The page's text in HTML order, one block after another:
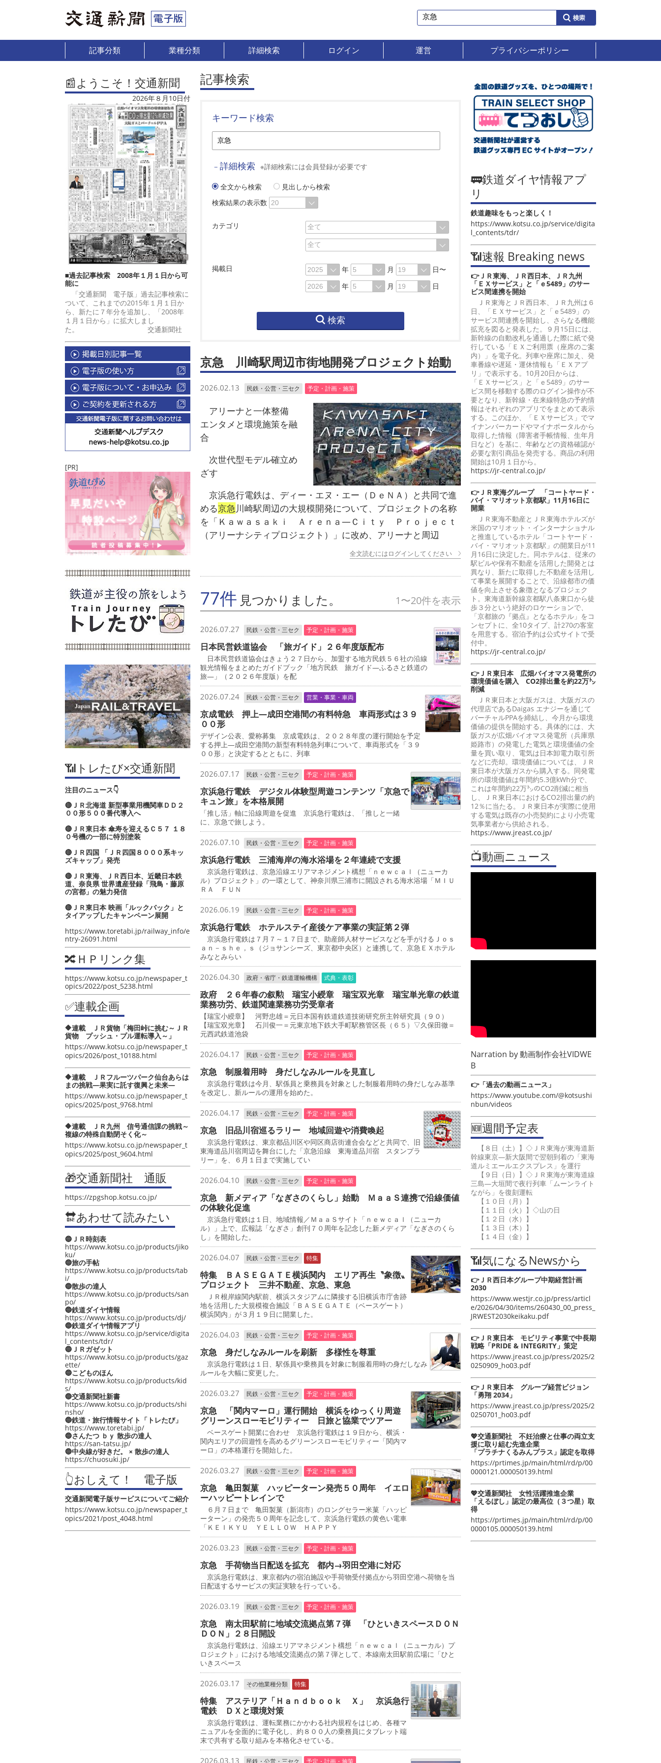
記事分類 業種分類 詳細検索 ログイン 運営 プライバシーポリシー
📰ようこそ！交通新聞
2026年８月10日付
■過去記事検索 2008年１月１日から可
能に
「交通新聞 電子版」過去記事検索に
ついて、これまでの2015年１月１日か
ら、新たに７年分を追加し、「2008年
１月１日から」に拡大しまし
た。 交通新聞社
[PR]
📶トレたび×交通新聞
注目のニュース👇
🔴ＪＲ北海道 新型事業用機関車ＤＤ２
００形５００番代導入へ
🔴ＪＲ東日本 傘寿を迎えるＣ５７ １８
０号機の一部に特別塗装
🔴ＪＲ四国 「ＪＲ四国８０００系キッ
ズキャップ」発売
🔴ＪＲ東海、ＪＲ西日本、近畿日本鉄
道、奈良県 世界遺産登録「飛鳥・藤原
の宮都」の魅力発信
🔴ＪＲ東日本 映画「ルックバック」と
タイアップしたキャンペーン展開
https://www.toretabi.jp/railway_info/e
ntry-26091.html
🔀ＨＰリンク集
https://www.kotsu.co.jp/newspaper_t
opics/2022/post_5238.html
✅連載企画
🔶連載 ＪＲ貨物「梅田峠に挑む～ＪＲ
貨物 プッシュ・プル運転導入～」
https://www.kotsu.co.jp/newspaper_t
opics/2026/post_10188.html
🔶連載 ＪＲフルーツパーク仙台あらは
まの挑戦―果実に託す復興と未来―
https://www.kotsu.co.jp/newspaper_t
opics/2025/post_9768.html
🔶連載 ＪＲ九州 信号通信課の挑戦～
複線の特殊自動閉そく化～
https://www.kotsu.co.jp/newspaper_t
opics/2025/post_9604.html
🎁交通新聞社 通販
https://zpgshop.kotsu.co.jp/
🔛あわせて読みたい
🔵ＪＲ時刻表
https://www.kotsu.co.jp/products/jiko
ku/
🔵旅の手帖
https://www.kotsu.co.jp/products/tab
i/
🔵散歩の達人
https://www.kotsu.co.jp/products/san
po/
🔵鉄道ダイヤ情報
https://www.kotsu.co.jp/products/dj/
🔵鉄道ダイヤ情報アプリ
https://www.kotsu.co.jp/service/digita
l_contents/tdr/
🔵ＪＲガゼット
https://www.kotsu.co.jp/products/gaz
ette/
🔵こどものほん
https://www.kotsu.co.jp/products/kid
s/
🔵交通新聞社新書
https://www.kotsu.co.jp/products/shi
nsho/
🔵鉄道・旅行情報サイト「トレたび」
https://www.toretabi.jp/
🔵さんたつ ｂｙ 散歩の達人
https://san-tatsu.jp/
🔵中央線が好きだ。 × 散歩の達人
https://chuosuki.jp/
👆おしえて！ 電子版
交通新聞電子版サービスについてご紹介
https://www.kotsu.co.jp/newspaper_t
opics/2021/post_4048.html
記事検索
キーワード検索
－ 詳細検索 ※詳細検索には会員登録が必要です
全文から検索
見出しから検索
検索結果の表示数
カテゴリ
掲載日 年 月
日〜
年
月 日
検索
京急 川崎駅周辺市街地開発プロジェクト始動
2026.02.13 民鉄・公営・三セク 予定・計画・施策
アリーナと一体整備
エンタメと環境施策を融
合
次世代型モデル確立め
ざす
京浜急行電鉄は、ディー・エヌ・エー（ＤｅＮＡ）と共同で進
める京急川崎駅周辺の大規模開発について、プロジェクトの名称
を「Ｋａｗａｓａｋｉ Ａｒｅｎａ―Ｃｉｔｙ Ｐｒｏｊｅｃｔ
（アリーナシティプロジェクト）」に改め、アリーナと周辺
全文読むにはログインしてください
77件 見つかりました。 1〜20件を表示
2026.07.27 民鉄・公営・三セク 予定・計画・施策
日本民営鉄道協会 「旅ガイド」２６年度版配布
日本民営鉄道協会はきょう２７日から、加盟する地方民鉄５６社の沿線
観光情報をまとめたガイドブック「地方民鉄 旅ガイド―ふるさと鉄道の
旅―」（２０２６年度版）を配
2026.07.24 民鉄・公営・三セク 営業・事業・車両
京成電鉄 押上―成田空港間の有料特急 車両形式は３９
００形
デザイン公表、愛称募集 京成電鉄は、２０２８年度の運行開始を予定
する押上―成田空港間の新型有料特急列車について、車両形式を「３９
００形」と決定するとともに、列車
2026.07.17 民鉄・公営・三セク 予定・計画・施策
京浜急行電鉄 デジタル体験型周遊コンテンツ「京急で
キュン旅」を本格展開
「推し活」軸に沿線周遊を促進 京浜急行電鉄は、「推しと一緒
に、京急で旅しよう。
2026.07.10 民鉄・公営・三セク 予定・計画・施策
京浜急行電鉄 三浦海岸の海水浴場を２年連続で支援
京浜急行電鉄は、京急沿線エリアマネジメント構想「ｎｅｗｃａｌ（ニューカ
ル）プロジェクト」の一環として、神奈川県三浦市に開設される海水浴場「ＭＩＵ
ＲＡ ＦＵＮ
2026.06.19 民鉄・公営・三セク 予定・計画・施策
京浜急行電鉄 ホテルステイ産後ケア事業の実証第２弾
京浜急行電鉄は７月７～１７日まで、助産師人材サービスなどを手がけるＪｏｓ
ａｎ－ｓｈｅ，ｓ（ジョサンシーズ、東京都中央区）と連携して、京急ＥＸホテル
みなとみらい
2026.04.30 政府・省庁・鉄道運輸機構 式典・表彰
政府 ２６年春の叙勲 瑞宝小綬章 瑞宝双光章 瑞宝単光章の鉄道
業務功労、鉄道関連業務功労受章者
【瑞宝小綬章】 河野忠雄＝元日本国有鉄道鉄道技術研究所主幹研究員（９０）
【瑞宝双光章】 石川俊一＝元東京地下鉄大手町駅務管区長（６５）▽久保田徹＝
元西武鉄道池袋
2026.04.17 民鉄・公営・三セク 予定・計画・施策
京急 制服着用時 身だしなみルールを見直し
京浜急行電鉄は今月、駅係員と乗務員を対象とした制服着用時の身だしなみ基準
を改定し、新ルールの運用を始めた。
2026.04.17 民鉄・公営・三セク 予定・計画・施策
京急 旧品川宿巡るラリー 地域回遊や消費喚起
京浜急行電鉄は、東京都品川区や同区商店街連合会などと共同で、旧
東海道品川宿周辺を舞台にした「京急沿線 東海道品川宿 スタンプラ
リー」を、６月１日まで実施してい
2026.04.10 民鉄・公営・三セク 予定・計画・施策
京急 新メディア「なぎさのくらし」始動 ＭａａＳ連携で沿線価値
の体験化促進
京浜急行電鉄は１日、地域情報／ＭａａＳサイト「ｎｅｗｃａｌ（ニューカ
ル）」上で、広報誌「なぎさ」創刊７０周年を記念した新メディア「なぎさのくら
し」を開始した。
2026.04.07 民鉄・公営・三セク 特集
特集 ＢＡＳＥＧＡＴＥ横浜関内 エリア再生〝象徴〟
プロジェクト 三井不動産、京急、東急
ＪＲ根岸線関内駅前、横浜スタジアムに隣接する旧横浜市庁舎跡
地を活用した大規模複合施設「ＢＡＳＥＧＡＴＥ（ベースゲート）
横浜関内」が３月１９日に開業した。
2026.04.03 民鉄・公営・三セク 予定・計画・施策
京急 身だしなみルールを刷新 多様性を尊重
京浜急行電鉄は１日、駅係員や乗務員を対象に制服着用時の身だしなみ
ルールを大幅に変更した。
2026.03.27 民鉄・公営・三セク 予定・計画・施策
京急 「関内マーロ」運行開始 横浜をゆっくり周遊
グリーンスローモビリティー 日旅と協業でツアー
ベースゲート開業に合わせ 京浜急行電鉄は１９日から、横浜・
関内エリアの回遊性を高めるグリーンスローモビリティー「関内マ
ーロ」の本格運行を開始した。
2026.03.27 民鉄・公営・三セク 予定・計画・施策
京急 亀田製菓 ハッピーターン発売５０周年 イエロ
ーハッピートレインで
６月７日まで 亀田製菓（新潟市）のロングセラー米菓「ハッピ
ーターン」の発売５０周年を記念して、京浜急行電鉄の黄色い電車
「ＫＥＩＫＹＵ ＹＥＬＬＯＷ ＨＡＰＰＹ
2026.03.23 民鉄・公営・三セク 予定・計画・施策
京急 手荷物当日配送を拡充 都内→羽田空港に対応
京浜急行電鉄は、東京都内の宿泊施設や手荷物受付拠点から羽田空港へ荷物を当
日配送するサービスの実証実験を行っている。
2026.03.19 民鉄・公営・三セク 予定・計画・施策
京急 南太田駅前に地域交流拠点第７弾 「ひといきスペースＤＯＮ
ＤＯＮ」２８日開設
京浜急行電鉄は、沿線エリアマネジメント構想「ｎｅｗｃａｌ（ニューカル）プ
ロジェクト」における地域交流拠点の第７弾として、本線南太田駅前広場に「ひと
いきスペース
2026.03.17 その他業種分類 特集
特集 アステリア「Ｈａｎｄｂｏｏｋ Ｘ」 京浜急行
電鉄 ＤＸと環境対策
京浜急行電鉄は、運転業務にかかわる社内規程をはじめ、各種マ
ニュアルを全面的に電子化し、約８００人の乗務員にタブレット端
末で共有する取り組みを本格化させている。
2026.03.13
🚃鉄道ダイヤ情報アプ
リ
鉄道趣味をもっと楽しく！
https://www.kotsu.co.jp/service/digita
l_contents/tdr/
📶速報 Breaking news
👉ＪＲ東海、ＪＲ西日本、ＪＲ九州
「ＥＸサービス」と「ｅ5489」のサー
ビス間連携を開始
ＪＲ東海とＪＲ西日本、ＪＲ九州は６
日、「ＥＸサービス」と「ｅ5489」の
サービス間連携を開始し、さらなる機能
拡充を図ると発表した。９月15日には、
新幹線の自動改札を通過した際に紙で発
行している「ＥＸご利用票（座席のご案
内）」を電子化。列車や座席に加え、発
車番線や遅延・運休情報も「ＥＸアプ
リ」で表示する。10月20日からは、
「ＥＸサービス」と「ｅ5489」のサー
ビス間を移動する際のログイン操作が不
要となり、新幹線・在来線特急の予約情
報はそれぞれのアプリでをまとめて表示
する。このほか、「ＥＸサービス」でマ
イナンバーカードやマイナポータルから
取得した情報（障害者手帳情報、生年月
日など）を基に、年齢などの資格確認が
必要な割引商品を発売する。商品の利用
開始は10月１日から。
https://jr-central.co.jp/
👉ＪＲ東海グループ 「コートヤード・
バイ・マリオット京都駅」11月16日に
開業
ＪＲ東海不動産とＪＲ東海ホテルズが
米国のマリオット・インターナショナル
と推進しているホテル「コートヤード・
バイ・マリオット京都駅」の開業日が11
月16日に決定した。同ホテルは、従来の
駅ビルや保有不動産を活用した開発とは
異なり、新たに取得した不動産を活用し
て事業を展開することで、沿線都市の価
値を向上させる象徴となるプロジェク
ト。東海道新幹線京都駅八条東口から徒
歩３分という絶好のロケーションで、
「京都旅の『拠点』となるホテル」をコ
ンセプトに、全10タイプ、計270の客室
を用意する。宿泊予約は公式サイトで受
付中。
https://jr-central.co.jp/
👉ＪＲ東日本 広畑バイオマス発電所の
環境価値を購入 CO2排出量を約22万㌧
削減
ＪＲ東日本と大阪ガスは、大阪ガスの
代理店であるDaigas エナジーを通じて
バーチャルPPAを締結し、今月から環境
価値の提供を開始する。具体的には、大
阪ガスが広畑バイオマス発電所（兵庫県
姫路市）の発電した電気と環境価値の全
量を買い取り、電気は日本卸電力取引所
などに売却。環境価値については、ＪＲ
東日本が大阪ガスから購入する。同発電
所の環境価値は年間約5.3億kWh分で、
これは年間約22万㌧のCO2削減に相当
し、ＪＲ東日本におけるCO2排出量の約
12％に当たる。ＪＲ東日本が実際に使用
する電気は既存の小売契約により小売電
気事業者から供給される。
https://www.jreast.co.jp/
📺動画ニュース
Narration by動画制作会社VIDWE
B
👉「過去の動画ニュース」
https://www.youtube.com/@kotsushi
nbun/videos
🆕週間予定表
【８日（土）】◇ＪＲ東海が東海道新
幹線東京―新大阪間で翌朝到着の「東海
道ルミエールエクスプレス」を運行
【９日（日）】◇ＪＲ東海が東海道線
三島―大垣間で夜行列車「ムーンライト
ながら」を復刻運転
【１０日（月）】
【１１日（火）】◇山の日
【１２日（水）】
【１３日（木）】
【１４日（金）】
📶気になるNewsから
👉ＪＲ西日本グループ中期経営計画
2030
https://www.westjr.co.jp/press/articl
e/2026/04/30/items/260430_00_press_
JRWEST2030keikaku.pdf
👉ＪＲ東日本 モビリティ事業で中長期
戦略「PRIDE & INTEGRITY」策定
https://www.jreast.co.jp/press/2025/2
0250909_ho03.pdf
👉ＪＲ東日本 グループ経営ビジョン
「勇翔 2034」
https://www.jreast.co.jp/press/2025/2
0250701_ho03.pdf
💖交通新聞社 不妊治療と仕事の両立支
援に取り組む先進企業
「プラチナくるみんプラス」認定を取得
https://prtimes.jp/main/html/rd/p/00
0000121.000050139.html
💖交通新聞社 女性活躍推進企業
「えるぼし」認定の最高位（３つ星）取
得
https://prtimes.jp/main/html/rd/p/00
0000105.000050139.html